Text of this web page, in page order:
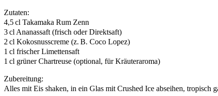
Zutaten:
4,5 cl Takamaka Rum Zenn
3 cl Ananassaft (frisch oder Direktsaft)
2 cl Kokosnusscreme (z. B. Coco Lopez)
1 cl frischer Limettensaft
1 cl grüner Chartreuse (optional, für Kräuteraroma)
Zubereitung:
Alles mit Eis shaken, in ein Glas mit Crushed Ice abseihen, tropisch